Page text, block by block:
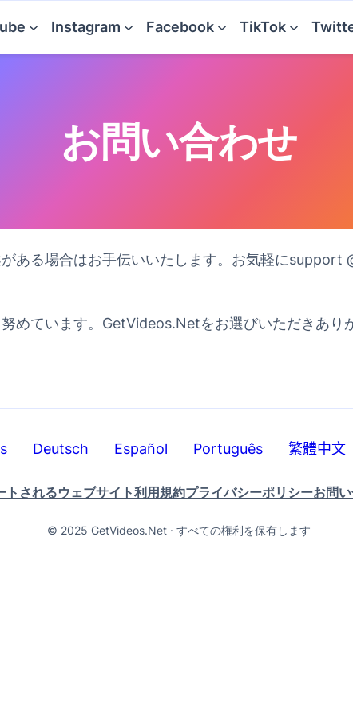
Instagram Facebook TikTok
お問い合わせ
ある場合はお手伝いいたします。お気軽に
めています。GetVideos.Netをお選びいただきあり
Deutsch Español Português 繁體中文
トされるウェブサイト利用規約プライバシーポリシーお問
© 2025 GetVideos.Net · すべての権利を保有します